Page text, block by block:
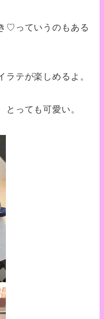
♡っていうのもある
ラテが楽しめるよ。
とっても可愛い。